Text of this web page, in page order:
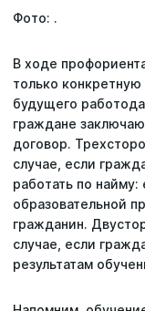
Последние
Вы пока ничего
Фото: .
В ходе
только
будущего
граждане
договор.
случае, если
работать по
образовательной
гражданин.
случае, если
результатам